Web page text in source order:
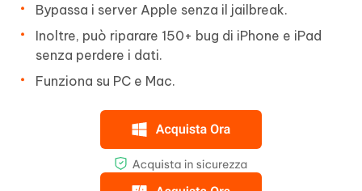
Bypassa i server Apple senza il jailbreak.
Inoltre, può riparare 150+ bug di iPhone e iPad
senza perdere i dati.
Funziona su PC e Mac.